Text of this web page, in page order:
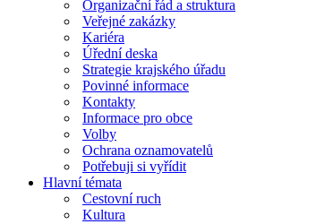
Organizační řád a struktura
Veřejné zakázky
Kariéra
Úřední deska
Strategie krajského úřadu
Povinné informace
Kontakty
Informace pro obce
Volby
Ochrana oznamovatelů
Potřebuji si vyřídit
Hlavní témata
Cestovní ruch
Kultura